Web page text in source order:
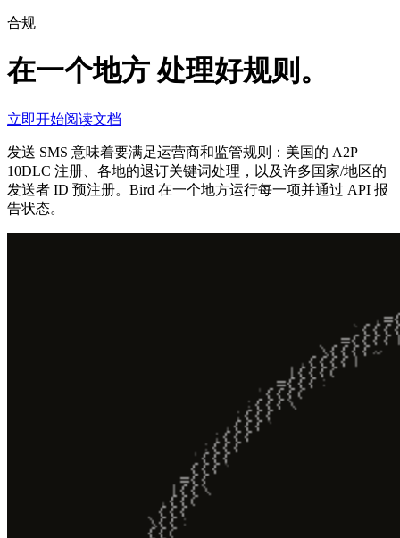
合规
在一个地方 处理好规则。
立即开始阅读文档
发送 SMS 意味着要满足运营商和监管规则：美国的 A2P
10DLC 注册、各地的退订关键词处理，以及许多国家/地区的
发送者 ID 预注册。Bird 在一个地方运行每一项并通过 API 报
告状态。